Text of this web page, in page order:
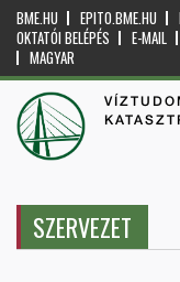
BME.HU EPITO.BME.HU
OKTATÓI BELÉPÉS
E-MAIL
MAGYAR
SZERVEZET